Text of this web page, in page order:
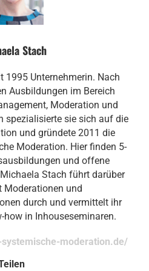
Stach
1995 Unternehmerin. Nach
Ausbildungen im Bereich
Moderation und
spezialisierte sie sich auf die
und gründete 2011 die
Moderation. Hier finden 5-
und offene
Stach führt darüber
Moderationen und
durch und vermittelt ihr
how in Inhouseseminaren.
moderation.de/